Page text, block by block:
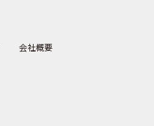
会社概要